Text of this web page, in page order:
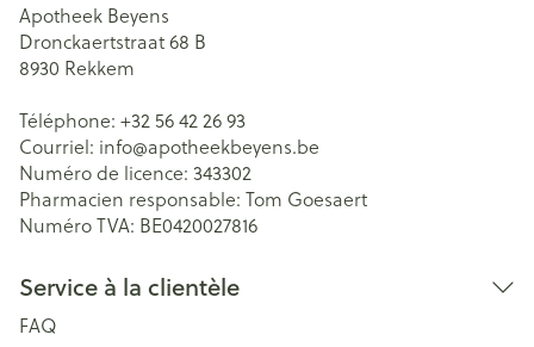
Apotheek Beyens
Dronckaertstraat 68 B
8930 Rekkem
Téléphone: +32 56 42 26 93
Courriel: info@apotheekbeyens.be
Numéro de licence: 343302
Pharmacien responsable: Tom Goesaert
Numéro TVA: BE0420027816
Service à la clientèle
FAQ